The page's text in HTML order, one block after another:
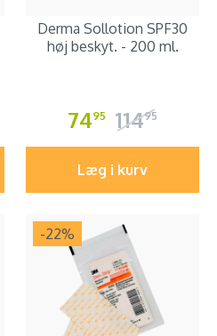
Derma Sollotion SPF30
høj beskyt. - 200 ml.
7495 11495
Læg i kurv
-22%